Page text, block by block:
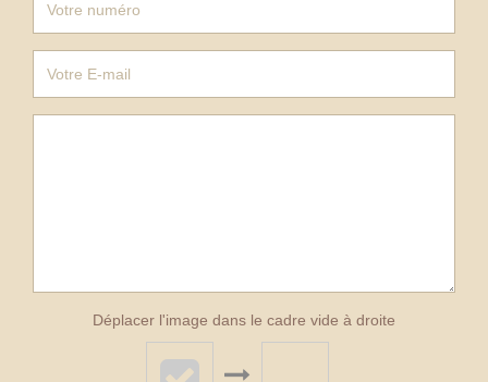
Déplacer l'image dans le cadre vide à droite